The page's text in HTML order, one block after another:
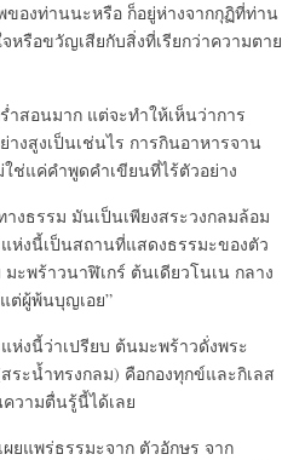
ของท่านนะหรือ ก็อยู่ห่างจากกุฏิที่ท่าน
หรือขวัญเสียกับสิ่งที่เรียกว่าความตาย
สอนมาก แต่จะทำให้เห็นว่าการ
างสูงเป็นเช่นไร การกินอาหารจาน
ช่แค่คำพูดคำเขียนที่ไร้ตัวอย่าง
งธรรม มันเป็นเพียงสระวงกลมล้อม
ห่งนี้เป็นสถานที่แสดงธรรมะของตัว
มะพร้าวนาฬิเกร์ ต้นเดียวโนเน กลาง
ต่ผู้พ้นบุญเอย”
ห่งนี้ว่าเปรียบ ต้นมะพร้าวดั่งพระ
ะน้ำทรงกลม) คือกองทุกข์และกิเลส
วามตื่นรู้นี้ได้เลย
ยแพร่ธรรมะจาก ตัวอักษร จาก